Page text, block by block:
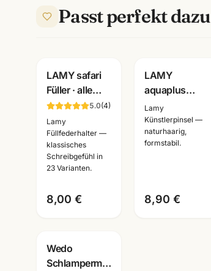
Passt perfekt dazu
Gravur
LAMY safari
Füller · alle
Farben +
Patronen
wählbar ·
Schulfüller
Mannheim
5.0(4)
Lamy
Füllfederhalter —
klassisches
Schreibgefühl in
23 Varianten.
8,00 €
LAMY
aquaplus
Deckfarbkasten
12er/24er ·
Wasserfarben
Set ·
Lamy
Künstlerpinsel —
naturhaarig,
formstabil.
8,90 €
Wedo
Schlampermäppchen